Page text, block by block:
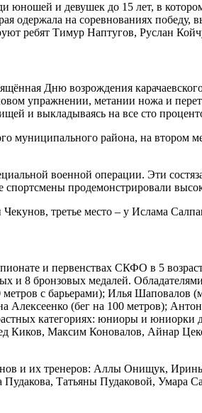
и девушек до 15 лет, в
одержала на соревнованиях
ребят Тимур Наптугов, Руслан
Дню возрождения
упражнении, метании ножа и
и выкладываясь на все сто
муниципального района, на втором
военной операции. Эти
продемонстрировали
третье место – у Ислама
и первенствах СКФО в 5
и 8 бронзовых медалей.
с барьерами); Илья Шаповалов
Алексеенко (бег на 100 метров);
категориях: юниоры и
Максим Коновалов, Айнар
и их тренеров: Аллы Онищук,
Татьяны Пудаковой, Умара